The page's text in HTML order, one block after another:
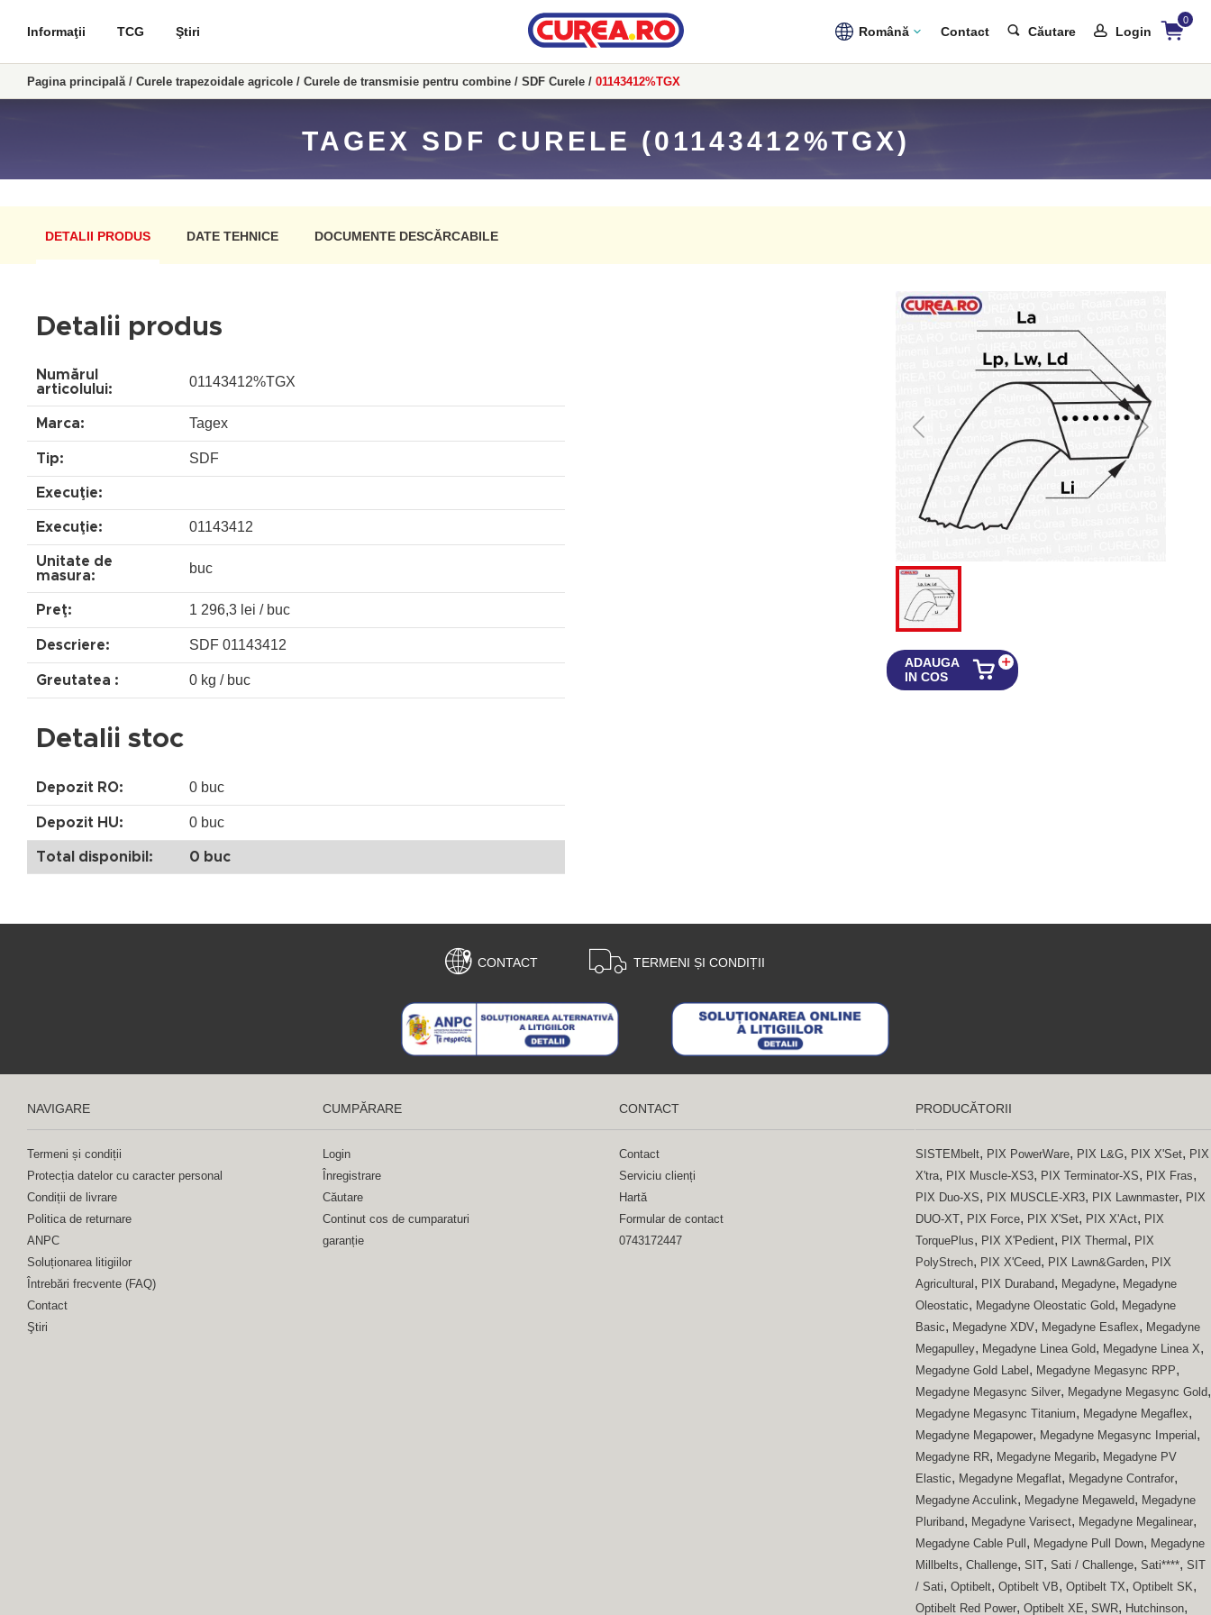
Informaţii TCG Ştiri Română Contact Căutare Login
0
Pagina principală / Curele trapezoidale agricole / Curele de transmisie pentru combine / SDF Curele / 01143412%TGX
TAGEX SDF CURELE (01143412%TGX)
DETALII PRODUS DATE TEHNICE DOCUMENTE DESCĂRCABILE
Detalii produs
Numărul
articolului:
01143412%TGX
Marca: Tagex
Tip: SDF
Execuţie:
Execuţie: 01143412
Unitate de
masura:
buc
Preţ: 1 296,3 lei / buc
Descriere: SDF 01143412
Greutatea : 0 kg / buc
Detalii stoc
Depozit RO: 0 buc
Depozit HU: 0 buc
Total disponibil: 0 buc
ADAUGA
IN COS
CONTACT TERMENI ȘI CONDIȚII
NAVIGARE
Termeni și condiții
Protecția datelor cu caracter personal
Condiții de livrare
Politica de returnare
ANPC
Soluționarea litigiilor
Întrebări frecvente (FAQ)
Contact
Ştiri
CUMPĂRARE
Login
Înregistrare
Căutare
Continut cos de cumparaturi
garanție
CONTACT
Contact
Serviciu clienți
Hartă
Formular de contact
0743172447
PRODUCĂTORII
SISTEMbelt, PIX PowerWare, PIX L&G, PIX X'Set, PIX
X'tra, PIX Muscle-XS3, PIX Terminator-XS, PIX Fras,
PIX Duo-XS, PIX MUSCLE-XR3, PIX Lawnmaster, PIX
DUO-XT, PIX Force, PIX X'Set, PIX X'Act, PIX
TorquePlus, PIX X'Pedient, PIX Thermal , PIX
PolyStrech, PIX X'Ceed, PIX Lawn&Garden, PIX
Agricultural , PIX Duraband, Megadyne, Megadyne
Oleostatic, Megadyne Oleostatic Gold, Megadyne
Basic, Megadyne XDV, Megadyne Esaflex, Megadyne
Megapulley, Megadyne Linea Gold, Megadyne Linea X,
Megadyne Gold Label , Megadyne Megasync RPP,
Megadyne Megasync Silver, Megadyne Megasync Gold,
Megadyne Megasync Titanium, Megadyne Megaflex,
Megadyne Megapower, Megadyne Megasync Imperial ,
Megadyne RR, Megadyne Megarib, Megadyne PV
Elastic, Megadyne Megaflat, Megadyne Contrafor,
Megadyne Acculink, Megadyne Megaweld, Megadyne
Pluriband, Megadyne Varisect, Megadyne Megalinear,
Megadyne Cable Pull , Megadyne Pull Down, Megadyne
Millbelts, Challenge, SIT, Sati / Challenge, Sati****, SIT
/ Sati, Optibelt, Optibelt VB, Optibelt TX, Optibelt SK,
Optibelt Red Power, Optibelt XE, SWR, Hutchinson,